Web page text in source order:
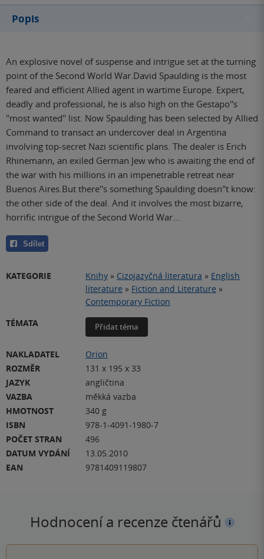
Popis
An explosive novel of suspense and intrigue set at the turning
point of the Second World War.David Spaulding is the most
feared and efficient Allied agent in wartime Europe. Expert,
deadly and professional, he is also high on the Gestapo''s
''most wanted'' list. Now Spaulding has been selected by Allied
Command to transact an undercover deal in Argentina
involving top-secret Nazi scientific plans. The dealer is Erich
Rhinemann, an exiled German Jew who is awaiting the end of
the war with his millions in an impenetrable retreat near
Buenos Aires.But there''s something Spaulding doesn''t know:
the other side of the deal. And it involves the most bizarre,
horrific intrigue of the Second World War...
Sdílet
KATEGORIE Knihy » Cizojazyčná literatura » English
literature » Fiction and Literature »
Contemporary Fiction
TÉMATA
Přidat téma
NAKLADATEL
Orion
ROZMĚR
131 x 195 x 33
JAZYK
angličtina
VAZBA
měkká vazba
HMOTNOST
340 g
ISBN
978-1-4091-1980-7
POČET STRAN
496
DATUM VYDÁNÍ
13.05.2010
EAN
9781409119807
Hodnocení a recenze čtenářů